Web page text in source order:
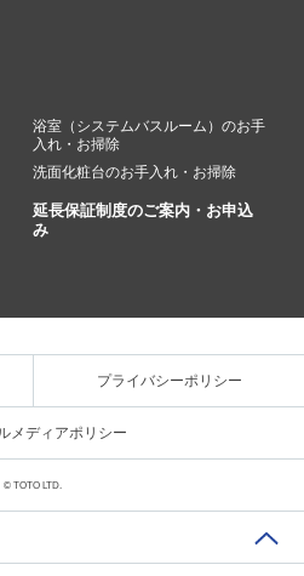
浴室（システムバスルーム）のお手
入れ・お掃除
洗面化粧台のお手入れ・お掃除
延長保証制度のご案内・お申込
み
プライバシーポリシー
メディアポリシー
© TOTO LTD.